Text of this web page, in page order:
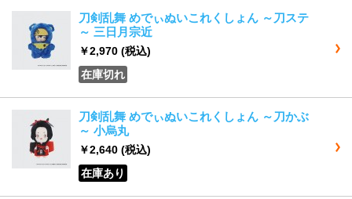
刀剣乱舞 めでぃぬいこれくしょん ～刀ステ
～ 三日月宗近
￥2,970 (税込)
在庫切れ
刀剣乱舞 めでぃぬいこれくしょん ～刀かぶ
～ 小烏丸
￥2,640 (税込)
在庫あり